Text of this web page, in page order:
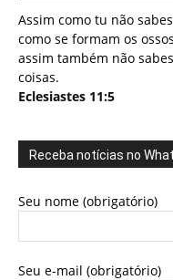
Assim como tu não
como se formam os
assim também não
coisas.
Eclesiastes 11:5
Receba notícias no
Seu nome (obrigatório)
Seu e-mail (obrigatório)